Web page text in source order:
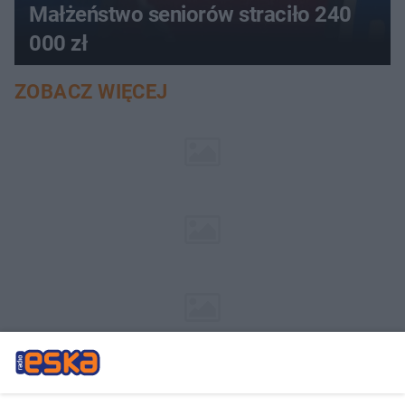
Małżeństwo seniorów straciło 240
000 zł
ZOBACZ WIĘCEJ